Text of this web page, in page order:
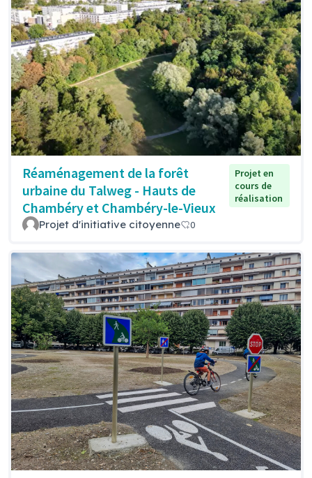
Réaménagement de la forêt
urbaine du Talweg - Hauts de
Chambéry et Chambéry-le-Vieux
Projet en
cours de
réalisation
Projet d'initiative citoyenne 0